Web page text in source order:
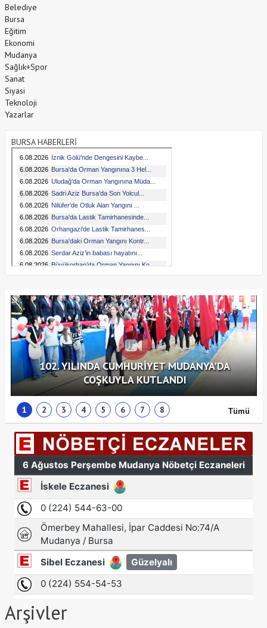
Belediye
Bursa
Eğitim
Ekonomi
Mudanya
Sağlık+Spor
Sanat
Siyasi
Teknoloji
Yazarlar
BURSA HABERLERİ
Tümü
102. YILINDA CUMHURİYET MUDANYA'DA
COŞKUYLA KUTLANDI
1 2 3 4 5 6 7 8
Arşivler